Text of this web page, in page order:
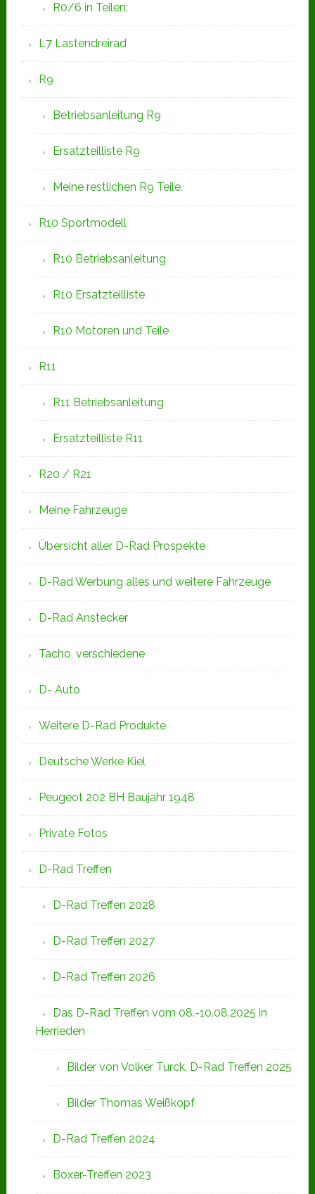
R0/6 in Teilen:
L7 Lastendreirad
R9
Betriebsanleitung R9
Ersatzteilliste R9
Meine restlichen R9 Teile.
R10 Sportmodell
R10 Betriebsanleitung
R10 Ersatzteilliste
R10 Motoren und Teile
R11
R11 Betriebsanleitung
Ersatzteilliste R11
R20 / R21
Meine Fahrzeuge
Übersicht aller D-Rad Prospekte
D-Rad Werbung alles und weitere Fahrzeuge
D-Rad Anstecker
Tacho, verschiedene
D- Auto
Weitere D-Rad Produkte
Deutsche Werke Kiel
Peugeot 202 BH Baujahr 1948
Private Fotos
D-Rad Treffen
D-Rad Treffen 2028
D-Rad Treffen 2027
D-Rad Treffen 2026
Das D-Rad Treffen vom 08.-10.08.2025 in
Herrieden
Bilder von Volker Turck, D-Rad Treffen 2025
Bilder Thomas Weißkopf
D-Rad Treffen 2024
Boxer-Treffen 2023